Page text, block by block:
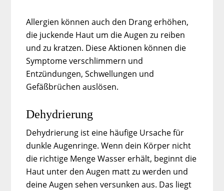
Allergien können auch den Drang erhöhen,
die juckende Haut um die Augen zu reiben
und zu kratzen. Diese Aktionen können die
Symptome verschlimmern und
Entzündungen, Schwellungen und
Gefäßbrüchen auslösen.
Dehydrierung
Dehydrierung ist eine häufige Ursache für
dunkle Augenringe. Wenn dein Körper nicht
die richtige Menge Wasser erhält, beginnt die
Haut unter den Augen matt zu werden und
deine Augen sehen versunken aus. Das liegt